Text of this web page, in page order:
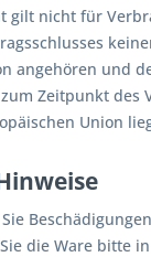
gilt nicht für
angehören und
Zeitpunkt des
Union
die Ware bitte